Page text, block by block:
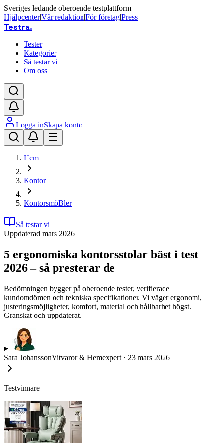
Sveriges ledande oberoende testplattform
Hjälpcenter|Vår redaktion|För företag|Press
Testra.
Tester
Kategorier
Så testar vi
Om oss
Logga inSkapa konto
Hem
Kontor
KontorsmöBler
Så testar vi
Uppdaterad mars 2026
5 ergonomiska kontorsstolar bäst i test
2026 – så presterar de
Bedömningen bygger på oberoende tester, verifierade
kundomdömen och tekniska specifikationer. Vi väger ergonomi,
justeringsmöjligheter, komfort, material och hållbarhet högst.
Granskat och uppdaterat.
Sara JohanssonVitvaror & Hemexpert · 23 mars 2026
Testvinnare